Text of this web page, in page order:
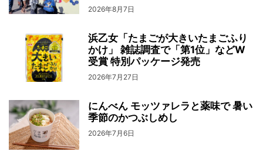
2026年8月7日
浜乙女「たまごが大きいたまごふり
かけ」 雑誌調査で「第1位」などW
受賞 特別パッケージ発売
2026年7月27日
にんべん モッツァレラと薬味で 暑い
季節のかつぶしめし
2026年7月6日